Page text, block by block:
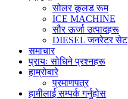
सोलर कूलड रूम
ICE MACHINE
सौर ऊर्जा उत्पादहरू
DIESEL जनरेटर सेट
समाचार
प्रायः सोधिने प्रश्नहरू
हाम्रोबारे
प्रमाणपत्र
हामीलाई सम्पर्क गर्नुहोस